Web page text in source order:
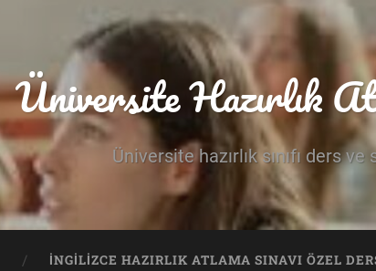
Üniversite Hazırlık
Üniversite hazırlık sınıfı ders
İNGILIZCE HAZIRLIK ATLAMA SINAVI ÖZEL